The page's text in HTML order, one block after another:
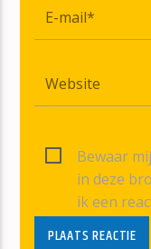
Bewaar
in deze
ik een